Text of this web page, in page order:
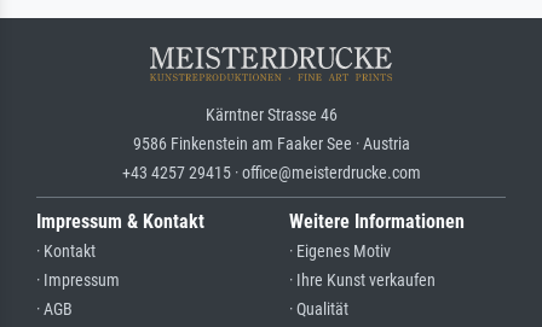
Kärntner Strasse 46
9586 Finkenstein am Faaker See · Austria
+43 4257 29415 · office@meisterdrucke.com
Impressum & Kontakt
· Kontakt
· Impressum
· AGB
Weitere Informationen
· Eigenes Motiv
· Ihre Kunst verkaufen
· Qualität